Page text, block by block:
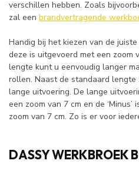
verschillen hebben. Zoals
zal een brandvertragende
Handig bij het kiezen van de
deze is uitgevoerd met een zoom
lengte kunt u eenvoudig langer
rollen. Naast de standaard
lange uitvoering. De lange
een zoom van 7 cm en de
zoom van 7 cm. Zo is er voor
DASSY WERKBROEK